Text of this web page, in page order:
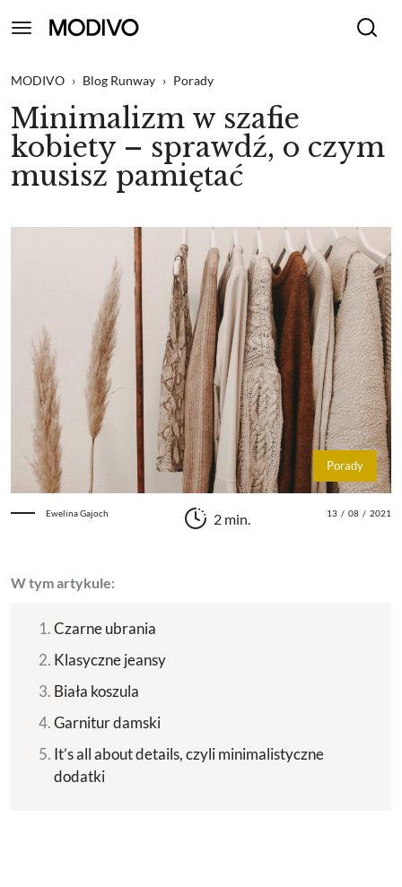
MODIVO › Blog Runway › Porady
Minimalizm w szafie
kobiety – sprawdź, o czym
musisz pamiętać
Porady
Ewelina Gajoch 2 min. 13 / 08 / 2021
W tym artykule:
Czarne ubrania
Klasyczne jeansy
Biała koszula
Garnitur damski
It’s all about details, czyli minimalistyczne
dodatki